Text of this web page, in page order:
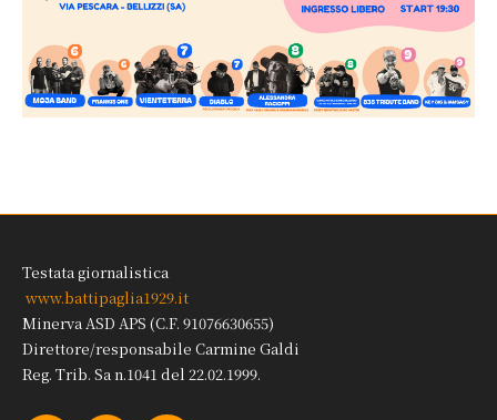
Testata giornalistica
www.battipaglia1929.it
Minerva ASD APS (C.F. 91076630655)
Direttore/responsabile Carmine Galdi
Reg. Trib. Sa n.1041 del 22.02.1999.